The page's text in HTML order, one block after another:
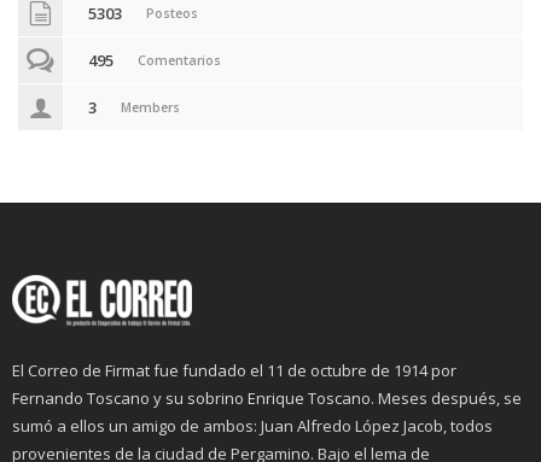
5303 Posteos
495 Comentarios
3 Members
El Correo de Firmat fue fundado el 11 de octubre de 1914 por
Fernando Toscano y su sobrino Enrique Toscano. Meses después, se
sumó a ellos un amigo de ambos: Juan Alfredo López Jacob, todos
provenientes de la ciudad de Pergamino. Bajo el lema de